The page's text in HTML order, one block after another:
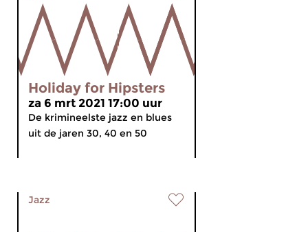
Holiday for Hipsters
za 6 mrt 2021 17:00 uur
De krimineelste jazz en blues
uit de jaren 30, 40 en 50
Jazz